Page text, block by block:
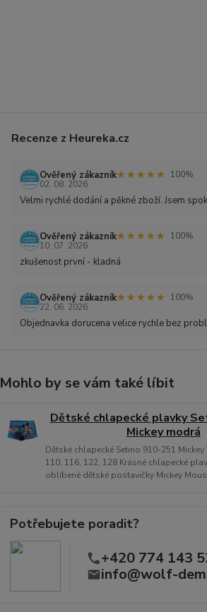
Recenze z Heureka.cz
Ověřený zákazník★★★★★
★★★★★
100%
02. 08. 2026
Velmi rychlé dodání a pěkné zboží. Jsem
Ověřený zákazník★★★★★
★★★★★
100%
10. 07. 2026
zkušenost první - kladná
Ověřený zákazník★★★★★
★★★★★
100%
22. 06. 2026
Objednavka dorucena velice rychle bez
Mohlo by se vám také líbit
Dětské chlapecké plavky
Mickey modrá
Dětské chlapecké Setino 910-251
110, 116, 122, 128 Krásné chlapecké
oblíbené dětské postavičky Mickey
Potřebujete poradit?
+420 774 143
info@wolf-